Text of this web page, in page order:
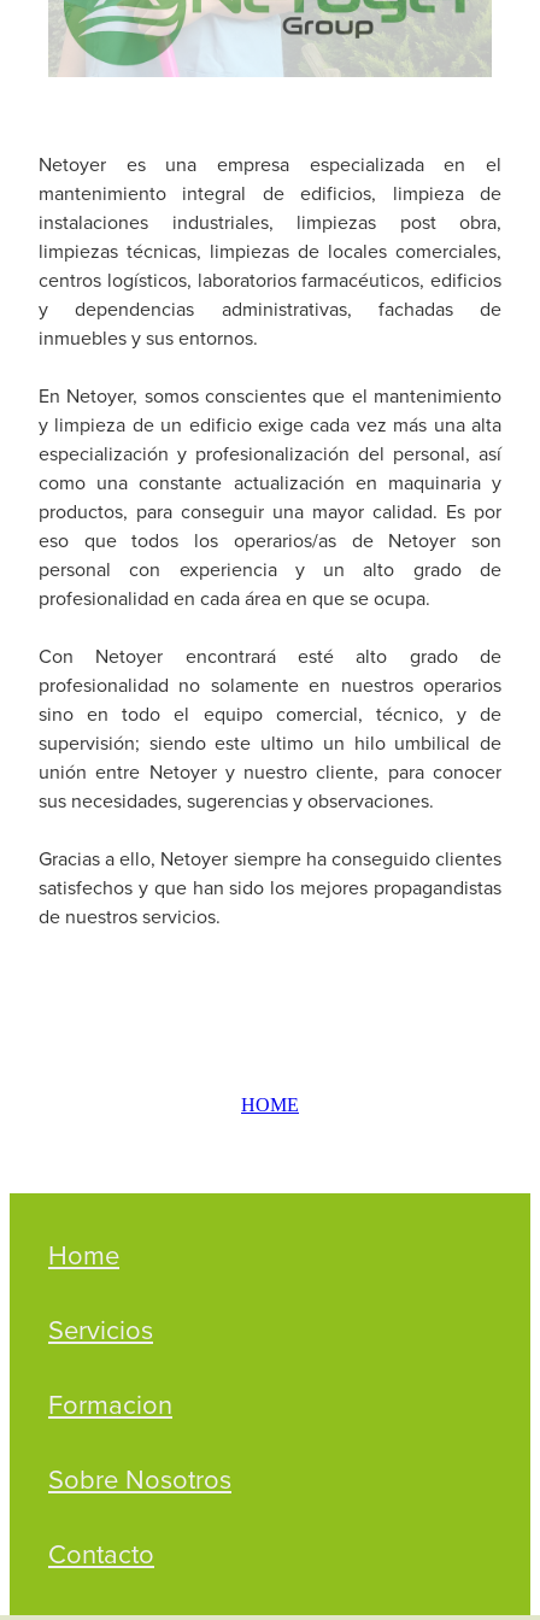
Netoyer es una empresa especializada en el
mantenimiento integral de edificios, limpieza de
instalaciones industriales, limpiezas post obra,
limpiezas técnicas, limpiezas de locales comerciales,
centros logísticos, laboratorios farmacéuticos, edificios
y dependencias administrativas, fachadas de
inmuebles y sus entornos.
En Netoyer, somos conscientes que el mantenimiento
y limpieza de un edificio exige cada vez más una alta
especialización y profesionalización del personal, así
como una constante actualización en maquinaria y
productos, para conseguir una mayor calidad. Es por
eso que todos los operarios/as de Netoyer son
personal con experiencia y un alto grado de
profesionalidad en cada área en que se ocupa.
Con Netoyer encontrará esté alto grado de
profesionalidad no solamente en nuestros operarios
sino en todo el equipo comercial, técnico, y de
supervisión; siendo este ultimo un hilo umbilical de
unión entre Netoyer y nuestro cliente, para conocer
sus necesidades, sugerencias y observaciones.
Gracias a ello, Netoyer siempre ha conseguido clientes
satisfechos y que han sido los mejores propagandistas
de nuestros servicios.
HOME
Home
Servicios
Formacion
Sobre Nosotros
Contacto